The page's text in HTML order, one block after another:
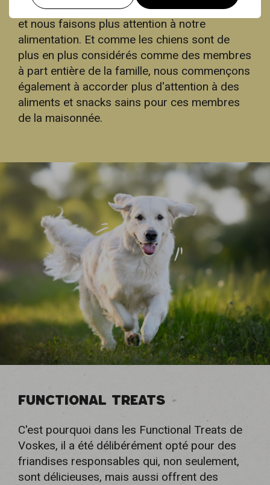
de notre santé ; nous faisons plus d'exercice
et nous faisons plus attention à notre
alimentation. Et comme les chiens sont de
plus en plus considérés comme des membres
à part entière de la famille, nous commençons
également à accorder plus d'attention à des
aliments et snacks sains pour ces membres
de la maisonnée.
FUNCTIONAL TREATS
C'est pourquoi dans les Functional Treats de
Voskes, il a été délibérément opté pour des
friandises responsables qui, non seulement,
sont délicieuses, mais aussi offrent des